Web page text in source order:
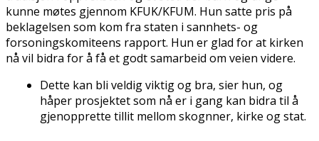
kunne møtes gjennom KFUK/KFUM. Hun satte pris på
beklagelsen som kom fra staten i sannhets- og
forsoningskomiteens rapport. Hun er glad for at kirken
nå vil bidra for å få et godt samarbeid om veien videre.
Dette kan bli veldig viktig og bra, sier hun, og
håper prosjektet som nå er i gang kan bidra til å
gjenopprette tillit mellom skogfinner, kirke og stat.